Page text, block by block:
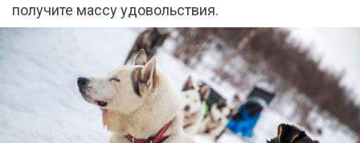
получите массу удовольствия.